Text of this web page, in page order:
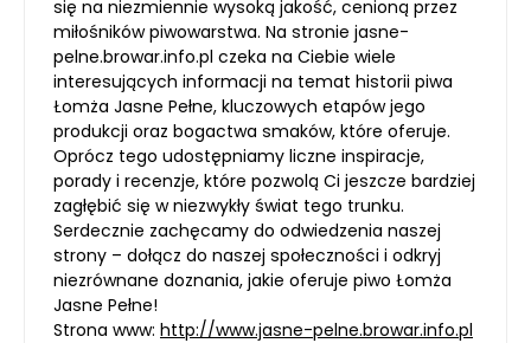
się na niezmiennie wysoką jakość, cenioną przez
miłośników piwowarstwa. Na stronie jasne-
pelne.browar.info.pl czeka na Ciebie wiele
interesujących informacji na temat historii piwa
Łomża Jasne Pełne, kluczowych etapów jego
produkcji oraz bogactwa smaków, które oferuje.
Oprócz tego udostępniamy liczne inspiracje,
porady i recenzje, które pozwolą Ci jeszcze bardziej
zagłębić się w niezwykły świat tego trunku.
Serdecznie zachęcamy do odwiedzenia naszej
strony – dołącz do naszej społeczności i odkryj
niezrównane doznania, jakie oferuje piwo Łomża
Jasne Pełne!
Strona www: http://www.jasne-pelne.browar.info.pl